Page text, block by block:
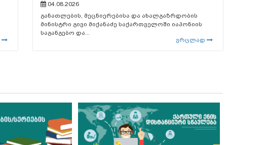
04.08.2026
განათლების, მეცნიერებისა და ახალგაზრდობის
მინისტრი გივი მიქანაძე საქართველოში იაპონიის
საგანგებო და...
ვრცლად